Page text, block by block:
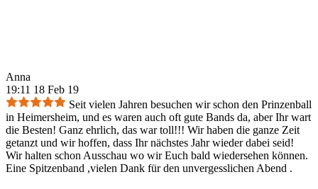
Anna
19:11 18 Feb 19
Seit vielen Jahren besuchen wir schon den Prinzenball
in Heimersheim, und es waren auch oft gute Bands da, aber Ihr wart
die Besten! Ganz ehrlich, das war toll!!! Wir haben die ganze Zeit
getanzt und wir hoffen, dass Ihr nächstes Jahr wieder dabei seid!
Wir halten schon Ausschau wo wir Euch bald wiedersehen können.
Eine Spitzenband ,vielen Dank für den unvergesslichen Abend .